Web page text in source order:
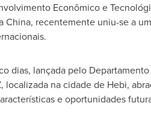
Econômico e
China, recentemente uniu-se a
dias, lançada pelo
localizada na cidade de Hebi,
e oportunidades